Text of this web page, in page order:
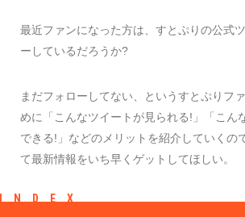
最近ファンになった方は、すとぷりの公式
ーしているだろうか?
まだフォローしてない、というすとぷりフ
めに「こんなツイートが見られる!」「こん
できる!」などのメリットを紹介していくの
て最新情報をいち早くゲットしてほしい。
INDEX